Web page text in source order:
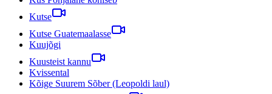
Kutse
Kutse Guatemaalasse
Kuujõgi
Kuusteist kannu
Kvissental
Kõige Suurem Sõber (Leopoldi laul)